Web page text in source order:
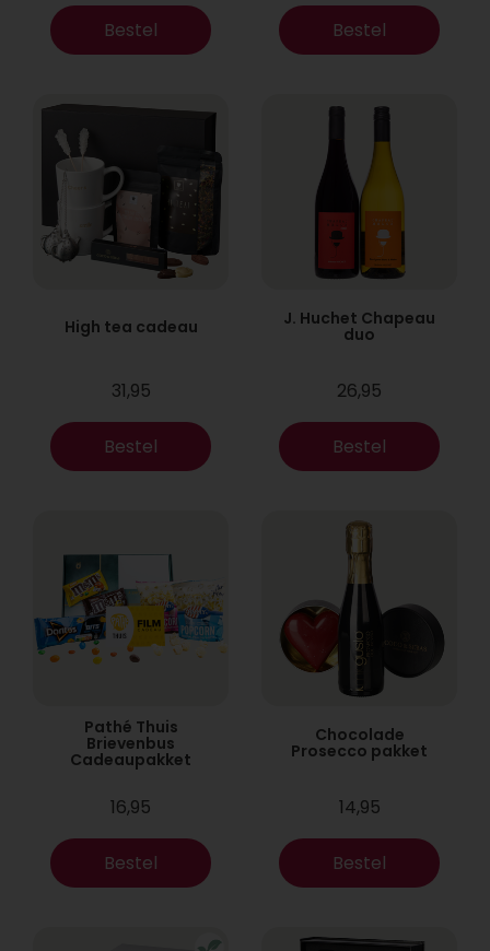
Bestel Bestel
High tea cadeau
31,95
Bestel
J. Huchet Chapeau
duo
26,95
Bestel
Pathé Thuis
Brievenbus
Cadeaupakket
16,95
Bestel
Chocolade
Prosecco pakket
14,95
Bestel